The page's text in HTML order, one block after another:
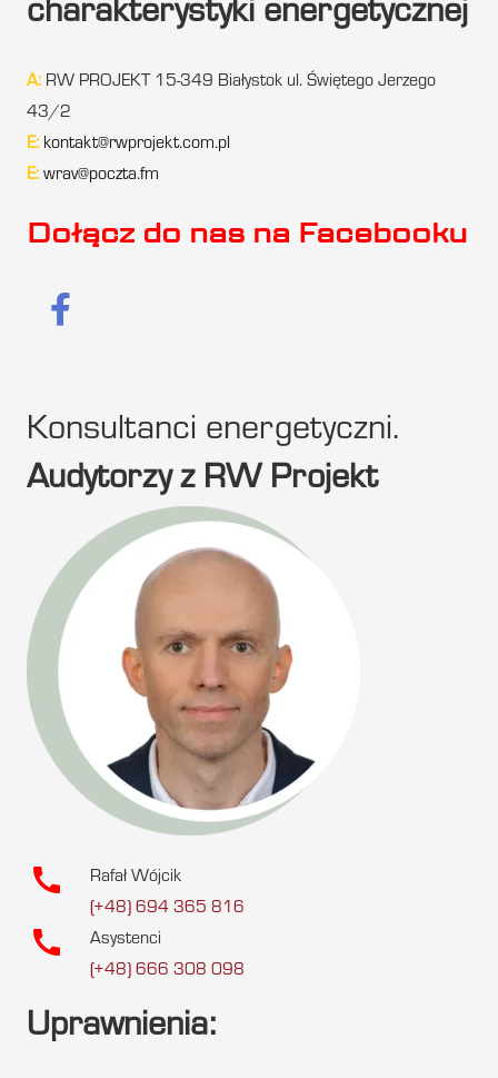
charakterystyki energetycznej
A: RW PROJEKT 15-349 Białystok ul. Świętego Jerzego
43/2
E: kontakt@rwprojekt.com.pl
E: wrav@poczta.fm
Dołącz do nas na Facebooku
Konsultanci energetyczni.
Audytorzy z RW Projekt
call
Rafał Wójcik
(+48) 694 365 816
call
Asystenci
(+48) 666 308 098
Uprawnienia: